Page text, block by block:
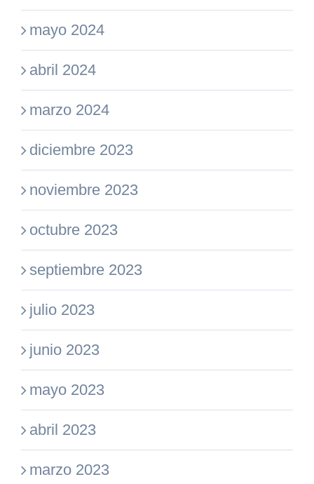
mayo 2024
abril 2024
marzo 2024
diciembre 2023
noviembre 2023
octubre 2023
septiembre 2023
julio 2023
junio 2023
mayo 2023
abril 2023
marzo 2023